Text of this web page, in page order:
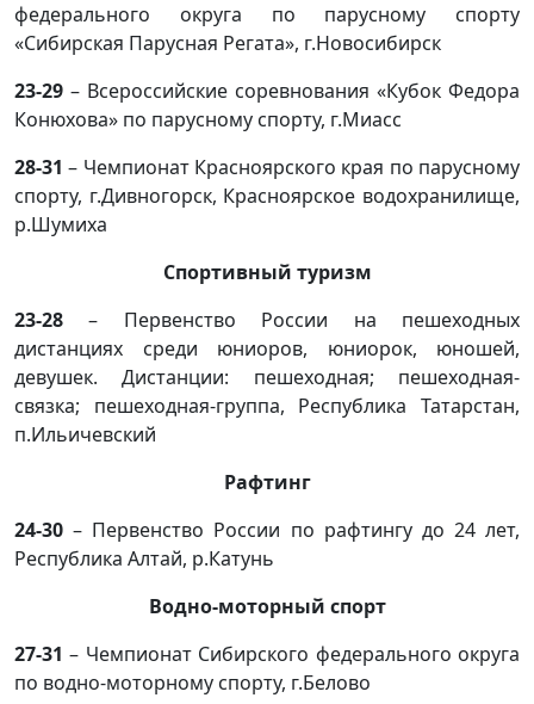
федерального округа по парусному спорту
«Сибирская Парусная Регата», г.Новосибирск
23-29 – Всероссийские соревнования «Кубок Федора
Конюхова» по парусному спорту, г.Миасс
28-31 – Чемпионат Красноярского края по парусному
спорту, г.Дивногорск, Красноярское водохранилище,
р.Шумиха
Спортивный туризм
23-28 – Первенство России на пешеходных
дистанциях среди юниоров, юниорок, юношей,
девушек. Дистанции: пешеходная; пешеходная-
связка; пешеходная-группа, Республика Татарстан,
п.Ильичевский
Рафтинг
24-30 – Первенство России по рафтингу до 24 лет,
Республика Алтай, р.Катунь
Водно-моторный спорт
27-31 – Чемпионат Сибирского федерального округа
по водно-моторному спорту, г.Белово